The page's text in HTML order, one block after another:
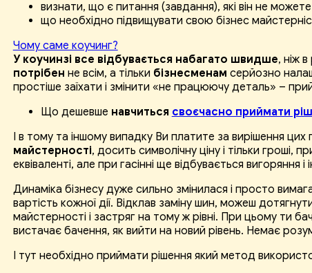
визнати, що є питання (завдання), які він не
що необхідно підвищувати свою бізнес
Чому саме коучинг?
У коучинзі все відбувається набагато швидше, ніж
потрібен не всім, а тільки бізнесменам серйозно
простіше заїхати і змінити «не працюючу деталь» –
Що дешевше навчиться своєчасно приймати
І в тому та іншому випадку Ви платите за вирішення
майстерності, досить символічну ціну і тільки
еквіваленті, але при гасінні ще відбувається
Динаміка бізнесу дуже сильно змінилася і просто
вартість кожної дії. Відклав заміну шин, можеш
майстерності і застряг на тому ж рівні. При цьому ти
вистачає бачення, як вийти на новий рівень. Немає
І тут необхідно приймати рішення який метод